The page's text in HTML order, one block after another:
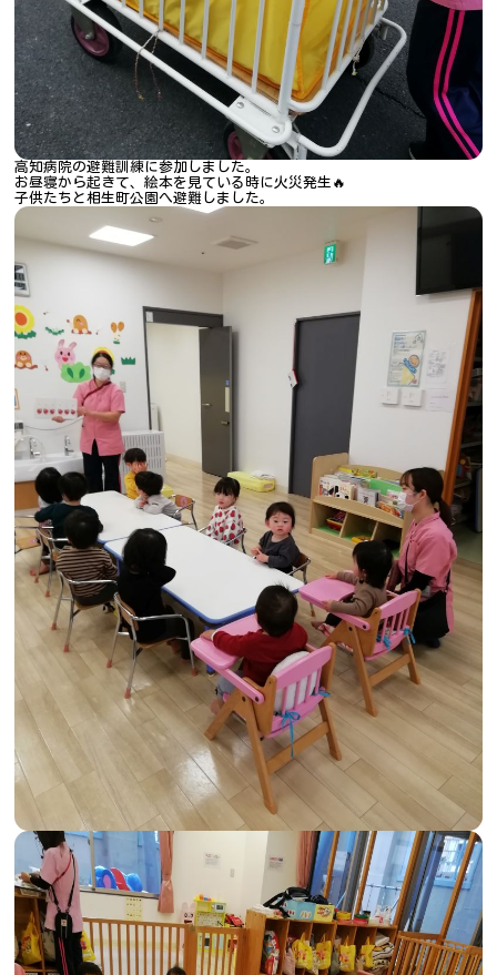
高知病院の避難訓練に参加しました。
お昼寝から起きて、絵本を見ている時に火災発生🔥
子供たちと相生町公園へ避難しました。